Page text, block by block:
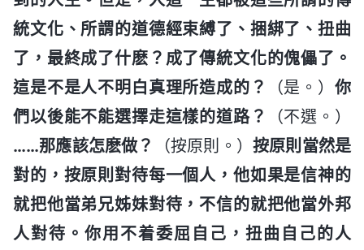
統文化、所謂的道德經束縛了、捆綁了、扭曲
了，最終成了什麽？成了傳統文化的傀儡了。
這是不是人不明白真理所造成的？
（是。）你
們以後能不能選擇走這樣的道路？
（不選。）
……那應該怎麽做？
（按原則。） 按原則當然是
對的，按原則對待每一個人，他如果是信神的
就把他當弟兄姊妹對待，不信的就把他當外邦
人對待。你用不着委屈自己，扭曲自己的人